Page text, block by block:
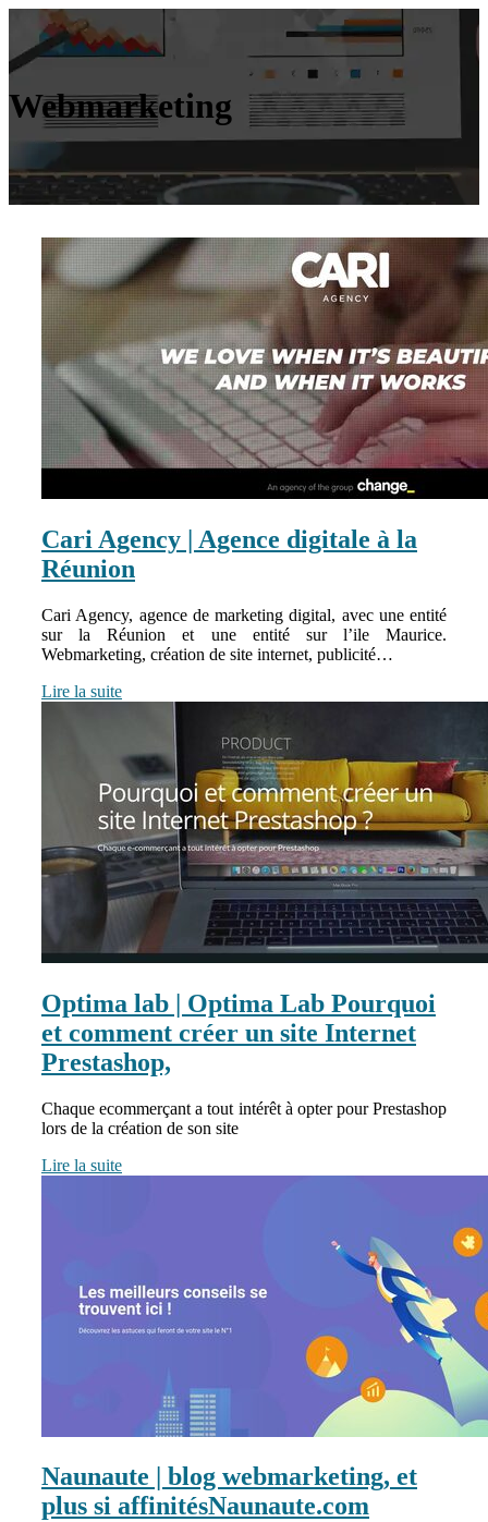
Webmarketing
Cari Agency | Agence digitale à la
Réunion
Cari Agency, agence de marketing digital, avec une entité
sur la Réunion et une entité sur l’ile Maurice.
Webmarketing, création de site internet, publicité…
Lire la suite
Optima lab | Optima Lab Pourquoi
et comment créer un site Internet
Prestashop,
Chaque ecommerçant a tout intérêt à opter pour Prestashop
lors de la création de son site
Lire la suite
Naunaute | blog web­mar­ke­ting, et
plus si affinitésNaunau­te.com